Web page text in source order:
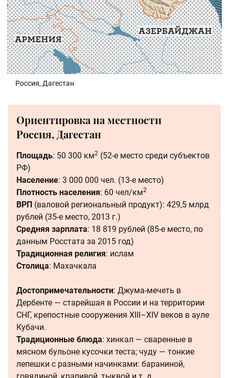
Россия, Дагестан
Ориентировка на местности
Россия, Дагестан
Площадь: 50 300 км2 (52-е место среди субъектов
РФ)
Население: 3 000 000 чел. (13-е место)
Плотность населения: 60 чел/км2
ВРП (валовой региональный продукт): 429,5 млрд
рублей (35-е место, 2013 г.)
Средняя зарплата: 18 819 рублей (85-е место, по
данным Росстата за 2015 год)
Традиционная религия: ислам
Столица: Махачкала
Достопримечательности: Джума-мечеть в
Дербенте — старейшая в России и на территории
СНГ, крепостные сооружения XIII–XIV веков в ауле
Кубачи.
Традиционные блюда: хинкал — сваренные в
мясном бульоне кусочки теста; чуду — тонкие
лепешки с разными начинками: бараниной,